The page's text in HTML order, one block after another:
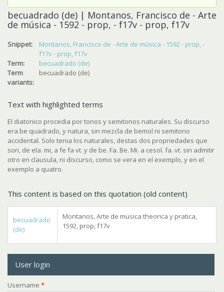
becuadrado (de) | Montanos, Francisco de - Arte
de música - 1592 - prop, - f17v - prop, f17v
Snippet:
Montanos, Francisco de - Arte de música - 1592 - prop, -
f17v - prop, f17v
Term:
becuadrado (de)
Term
variants:
becuadrado (de)
Text with highlighted terms
El diatonico procedia por tonos y semitonos naturales. Su discurso
era be quadrado, y natura, sin mezcla de bemol ni semitono
accidental. Solo tenia los naturales, destas dos propriedades que
son, de ela. mi, a fe fa vt. y de be. Fa. Be. Mi. a cesol. fa. vt. sin admitir
otro en clausula, ni discurso, como se vera en el exemplo, y en el
exemplo a quatro.
This content is based on this quotation (old content)
becuadrado
(de)
Montanos, Arte de musica theorica y pratica,
1592, prop, f17v
User login
Username *